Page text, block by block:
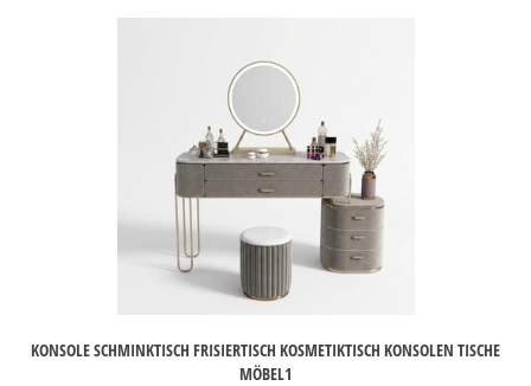
KONSOLE SCHMINKTISCH FRISIERTISCH KOSMETIKTISCH KONSOLEN TISCHE
MÖBEL1